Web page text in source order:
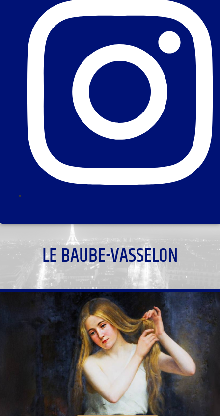
LE BAUBE-VASSELON